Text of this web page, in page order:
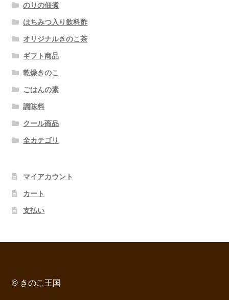
のりの佃煮
はちみつ入り飲料酢
オリジナルきのこ茶
ギフト商品
乾燥きのこ
ごはんの素
調味料
クール商品
全カテゴリ
マイアカウント
カート
支払い
© きのこ王国